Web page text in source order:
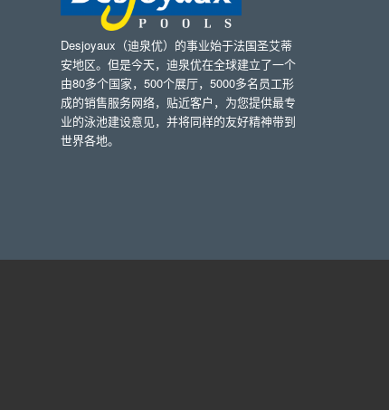
Desjoyaux（迪泉优）的事业始于法国圣艾蒂
安地区。但是今天，迪泉优在全球建立了一个
由80多个国家，500个展厅，5000多名员工形
成的销售服务网络，贴近客户，为您提供最专
业的泳池建设意见，并将同样的友好精神带到
世界各地。